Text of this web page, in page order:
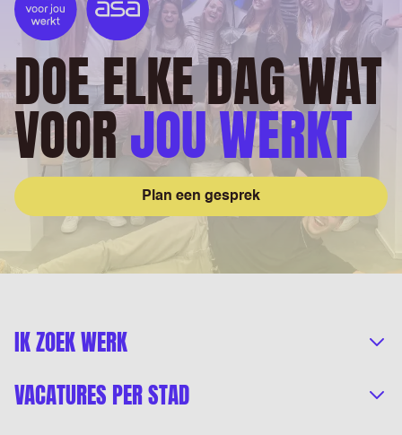
DOE ELKE DAG WAT
VOORJOU WERKT
Plan een gesprek
IK ZOEK WERK
VACATURES PER STAD